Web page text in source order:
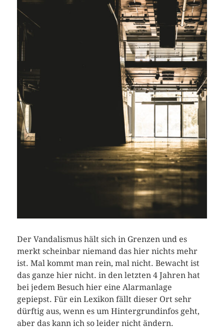
Der Vandalismus hält sich in Grenzen und es
merkt scheinbar niemand das hier nichts mehr
ist. Mal kommt man rein, mal nicht. Bewacht ist
das ganze hier nicht. in den letzten 4 Jahren hat
bei jedem Besuch hier eine Alarmanlage
gepiepst. Für ein Lexikon fällt dieser Ort sehr
dürftig aus, wenn es um Hintergrundinfos geht,
aber das kann ich so leider nicht ändern.